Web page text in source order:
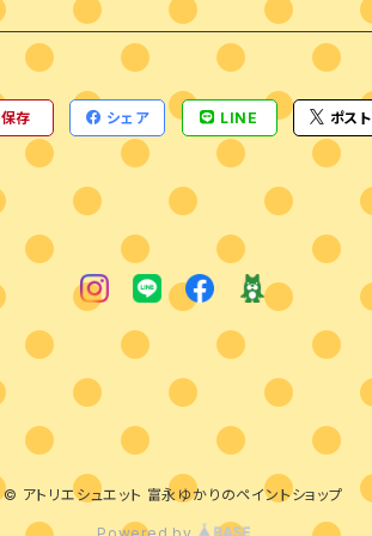
保存 シェア LINE ポスト
© アトリエシュエット 富永ゆかりのペイントショップ